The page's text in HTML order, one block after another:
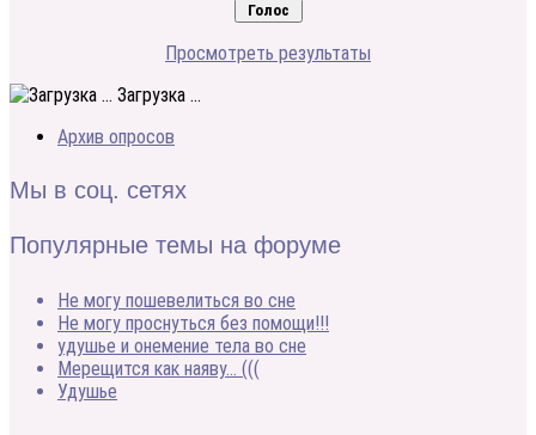
Просмотреть результаты
Загрузка ...
Архив опросов
Мы в соц. сетях
Популярные темы на форуме
Не могу пошевелиться во сне
Не могу проснуться без помощи!!!
удушье и онемение тела во сне
Мерещится как наяву… (((
Удушье